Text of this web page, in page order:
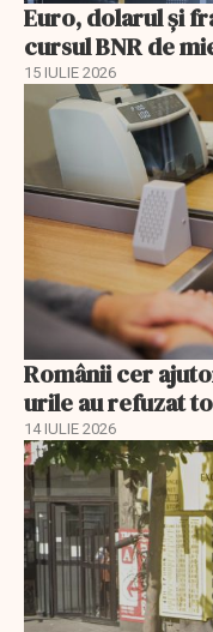
Euro, dolarul și
cursul BNR de
15 IULIE 2026
Românii cer
urile au refuzat
14 IULIE 2026